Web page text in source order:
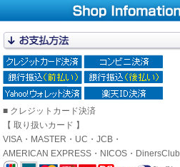
■ クレジットカード決済
【 取り扱いカード 】
VISA・MASTER・UC・JCB・
AMERICAN EXPRESS・NICOS・DinersClub